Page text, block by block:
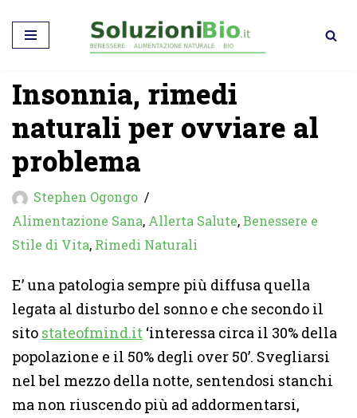
Vai
contenuto
Insonnia, rimedi
naturali per ovviare al
problema
Stephen Ogongo
Alimentazione Sana, Allerta Salute,Benessere e
Stile di Vita, Rimedi Naturali
E’ una patologia sempre più diffusa quella
legata al disturbo del sonno e che secondo il
sito stateofmind.it ‘interessa circa il 30% della
popolazione e il 50% degli over 50’. Svegliarsi
nel bel mezzo della notte, sentendosi stanchi
ma non riuscendo più ad addormentarsi,